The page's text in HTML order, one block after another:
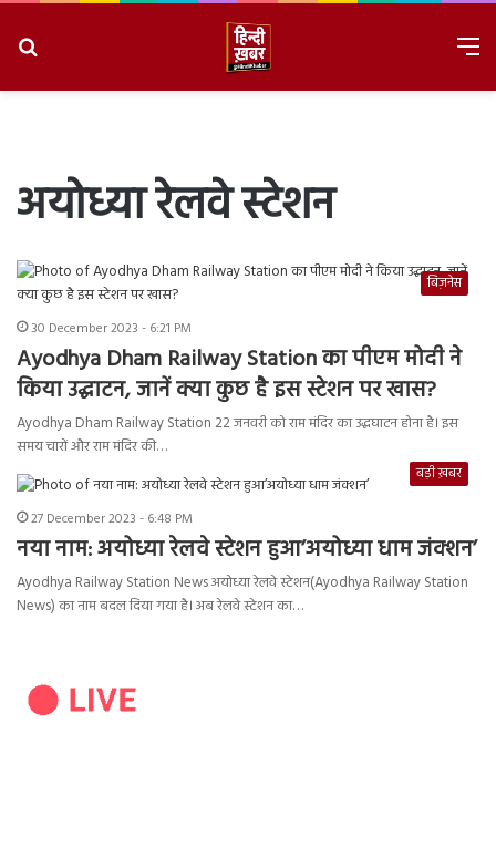
अयोध्या रेलवे स्टेशन
बिज़नेस
30 December 2023 - 6:21 PM
Ayodhya Dham Railway Station का पीएम मोदी ने
किया उद्घाटन, जानें क्या कुछ है इस स्टेशन पर खास?
Ayodhya Dham Railway Station 22 जनवरी को राम मंदिर का उद्धघाटन होना है। इस
समय चारों और राम मंदिर की…
बड़ी ख़बर
27 December 2023 - 6:48 PM
नया नाम: अयोध्या रेलवे स्टेशन हुआ’अयोध्या धाम जंक्शन’
Ayodhya Railway Station News अयोध्या रेलवे स्टेशन(Ayodhya Railway Station
News) का नाम बदल दिया गया है। अब रेलवे स्टेशन का…